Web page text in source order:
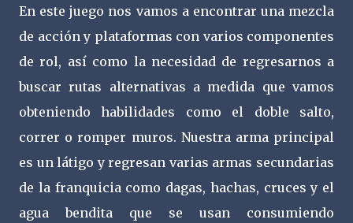
En este juego nos vamos a encontrar una mezcla
de acción y plataformas con varios componentes
de rol, así como la necesidad de regresarnos a
buscar rutas alternativas a medida que vamos
obteniendo habilidades como el doble salto,
correr o romper muros. Nuestra arma principal
es un látigo y regresan varias armas secundarias
de la franquicia como dagas, hachas, cruces y el
agua bendita que se usan consumiendo